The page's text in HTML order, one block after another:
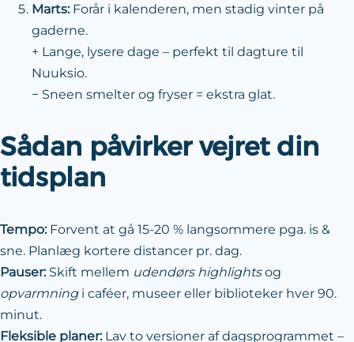
Marts:Forår i kalenderen, men stadig vinter på
gaderne.
+ Lange, lysere dage – perfekt til dagture til
Nuuksio.
− Sneen smelter og fryser = ekstra glat.
Sådan påvirker vejret din
tidsplan
Tempo:Forvent at gå 15-20 % langsommere pga. is &
sne. Planlæg kortere distancer pr. dag.
Pauser:Skift mellem udendørs highlightsog
opvarmningi caféer, museer eller biblioteker hver 90.
minut.
Fleksible planer:Lav to versioner af dags­programmet –